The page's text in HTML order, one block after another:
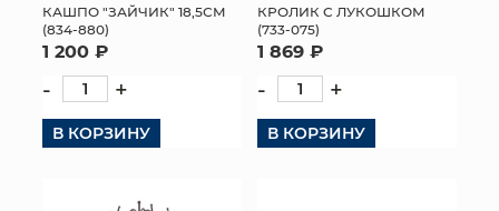
КАШПО "ЗАЙЧИК" 18,5СМ
(834-880)
1 200 ₽
- +
В КОРЗИНУ
КРОЛИК С ЛУКОШКОМ
(733-075)
1 869 ₽
- +
В КОРЗИНУ